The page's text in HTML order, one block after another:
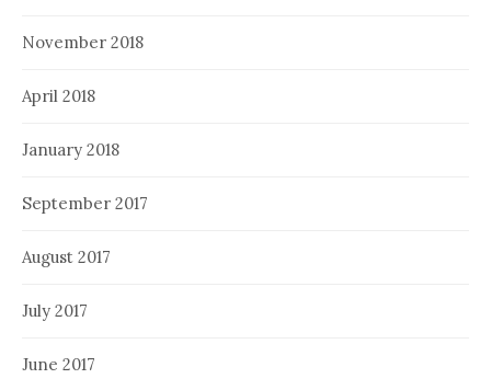
November 2018
April 2018
January 2018
September 2017
August 2017
July 2017
June 2017